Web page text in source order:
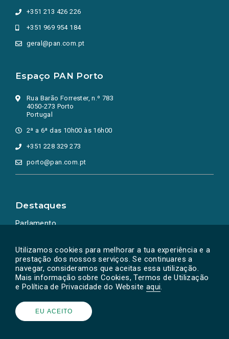
Utilizamos cookies para melhorar a tua experiência e a
prestação dos nossos serviços. Se continuares a
navegar, consideramos que aceitas essa utilização.
Mais informação sobre Cookies, Termos de Utilização
e Política de Privacidade do Website aqui.
EU ACEITO
+351 213 426 226
+351 969 954 184
geral@pan.com.pt
Espaço PAN Porto
Rua Barão Forrester, n.º 783
4050-273 Porto
Portugal
2ª a 6ª das 10h00 às 16h00
+351 228 329 273
porto@pan.com.pt
Destaques
Parlamento
Powered by © PAN 2026